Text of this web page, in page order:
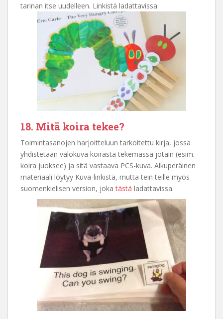
tarinan itse uudelleen. Linkistä ladattavissa.
18. Mitä koira tekee?
Toimintasanojen harjoitteluun tarkoitettu kirja, jossa
yhdistetään valokuva koirasta tekemässä jotain (esim.
koira juoksee) ja sitä vastaava PCS-kuva. Alkuperäinen
materiaali löytyy Kuva-linkistä, mutta tein teille myös
suomenkielisen version, jokatästä ladattavissa.